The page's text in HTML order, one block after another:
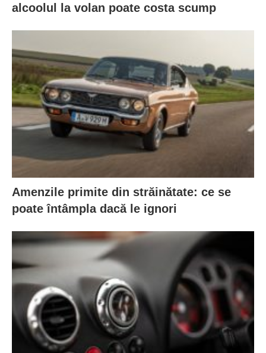
alcoolul la volan poate costa scump
Amenzile primite din străinătate: ce se
poate întâmpla dacă le ignori